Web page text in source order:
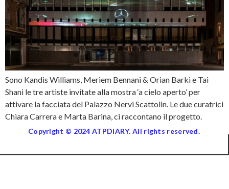
Sono Kandis Williams, Meriem Bennani & Orian Barki e Tai
Shani le tre artiste invitate alla mostra ‘a cielo aperto’ per
attivare la facciata del Palazzo Nervi Scattolin. Le due curatrici
Chiara Carrera e Marta Barina, ci raccontano il progetto.
Copyright © 2024 ATPDIARY. All rights reserved.